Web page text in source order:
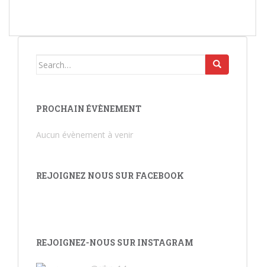
Search for:
PROCHAIN ÉVÈNEMENT
Aucun évènement à venir
REJOIGNEZ NOUS SUR FACEBOOK
REJOIGNEZ-NOUS SUR INSTAGRAM